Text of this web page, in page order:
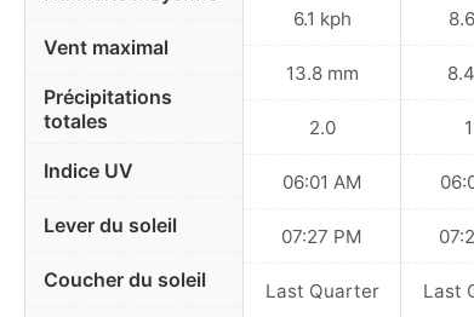
Vent maximal
Précipitations
totales
Indice UV
Lever du soleil
Coucher du soleil
6.1 kph
13.8 mm
2.0
06:01 AM
07:27 PM
Last Quarter Last